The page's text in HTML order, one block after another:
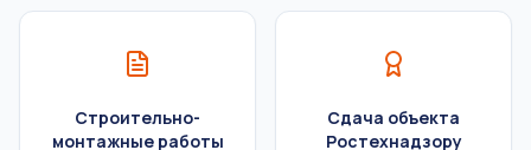
Строительно-
монтажные работы
Сдача объекта
Ростехнадзору